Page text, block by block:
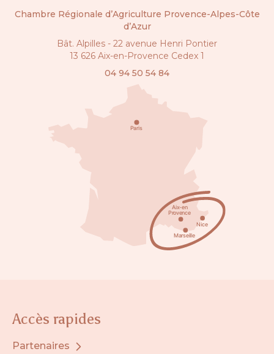
Chambre Régionale d’Agriculture Provence-Alpes-Côte
d’Azur
Bât. Alpilles - 22 avenue Henri Pontier
13 626 Aix-en-Provence Cedex 1
04 94 50 54 84
Accès rapides
Partenaires